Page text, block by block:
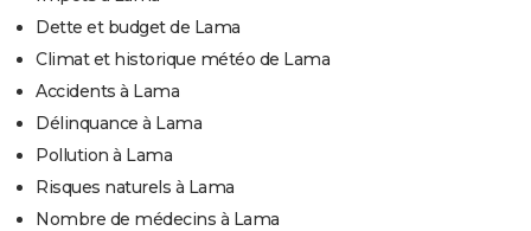
Dette et budget de Lama
Climat et historique météo de Lama
Accidents à Lama
Délinquance à Lama
Pollution à Lama
Risques naturels à Lama
Nombre de médecins à Lama